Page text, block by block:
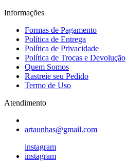
Informações
Formas de Pagamento
Política de Entrega
Política de Privacidade
Política de Trocas e Devolução
Quem Somos
Rastreie seu Pedido
Termo de Uso
Atendimento
artaunhas@gmail.com
instagram
instagram